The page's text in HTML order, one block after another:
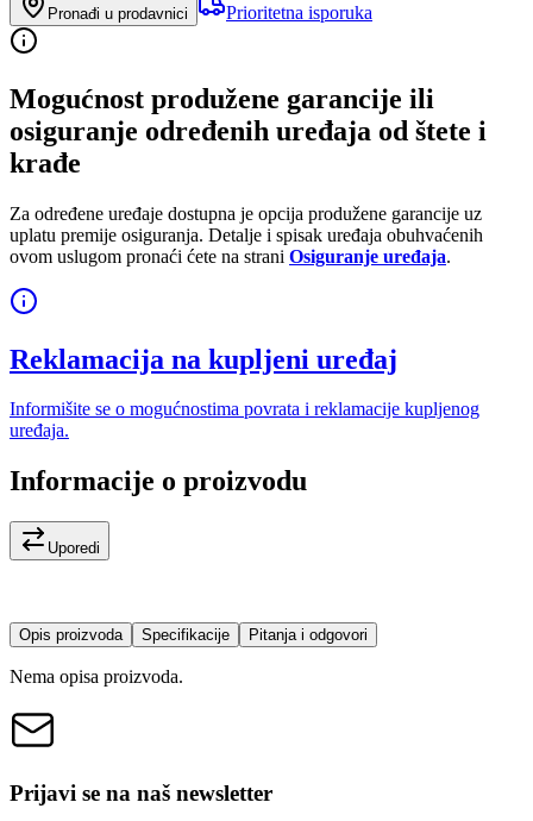
Pronađi u prodavnici Prioritetna isporuka
Mogućnost produžene garancije ili
osiguranje određenih uređaja od štete i
krađe
Za određene uređaje dostupna je opcija produžene garancije uz
uplatu premije osiguranja. Detalje i spisak uređaja obuhvaćenih
ovom uslugom pronaći ćete na strani Osiguranje uređaja.
Reklamacija na kupljeni uređaj
Informišite se o mogućnostima povrata i reklamacije kupljenog
uređaja.
Informacije o proizvodu
Uporedi
Opis proizvoda Specifikacije Pitanja i odgovori
Nema opisa proizvoda.
Prijavi se na naš newsletter